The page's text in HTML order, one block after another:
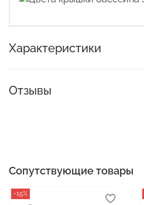
Характеристики
Отзывы
Сопутствующие товары
-15%